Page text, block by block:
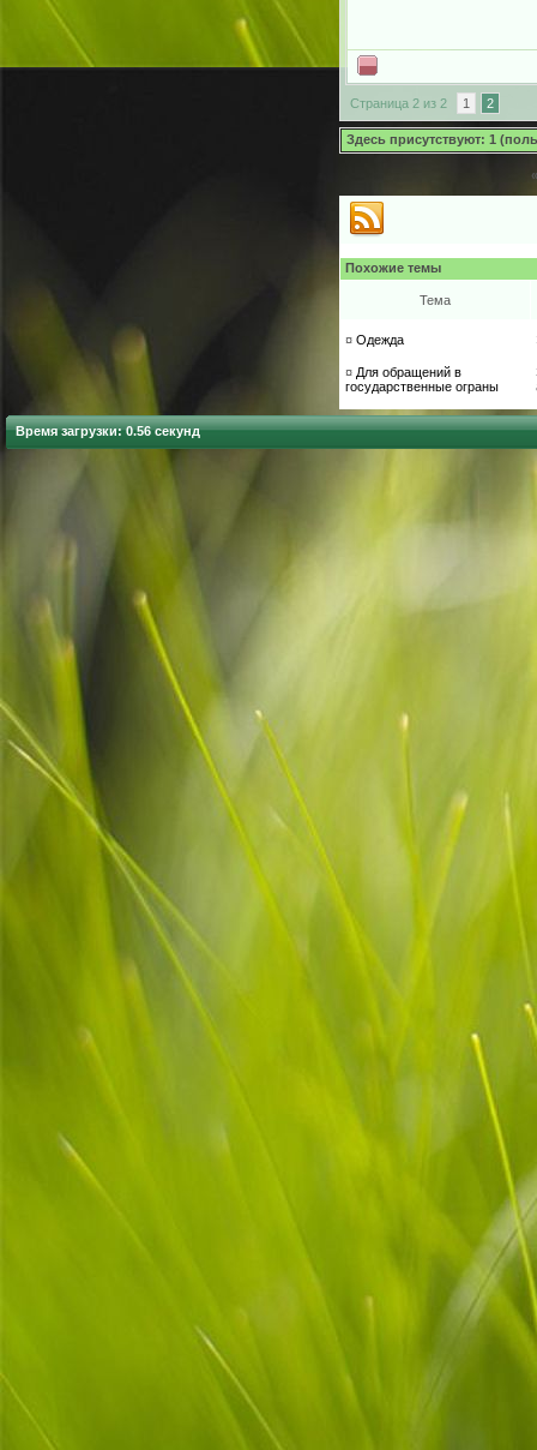
Страница 2 из 2 1 2
Здесь присутствуют: 1
Похожие темы
Тема
¤ Одежда
¤ Для обращений в
государственные ограны
Время загрузки: 0.56 секунд